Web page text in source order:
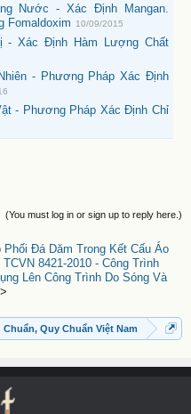
Nước - Xác Định Mangan.
Fomaldoxim
10/09/2015
- Xác Định Hàm Lượng Chất
- Phương Pháp Xác Định
- Phương Pháp Xác Định Chỉ
(You must log in or sign up to reply here.)
Phối Đá Dăm Trong Kết Cấu Áo
TCVN 8421-2010 - Công Trình
Lên Công Trình Do Sóng Và
>
Chuẩn, Quy Chuẩn Việt Nam